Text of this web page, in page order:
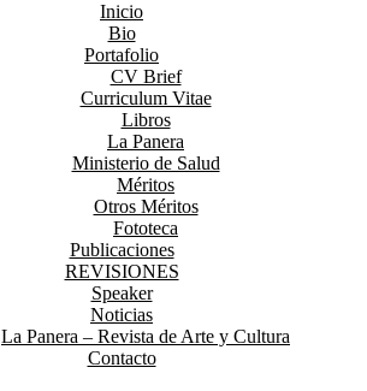
Inicio
Bio
Portafolio
CV Brief
Curriculum Vitae
Libros
La Panera
Ministerio de Salud
Méritos
Otros Méritos
Fototeca
Publicaciones
REVISIONES
Speaker
Noticias
La Panera – Revista de Arte y Cultura
Contacto